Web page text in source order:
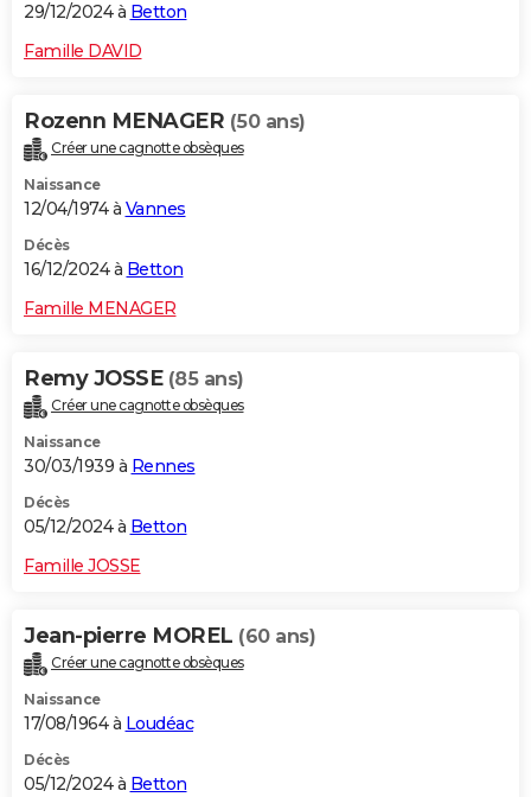
29/12/2024 à Betton
Famille DAVID
Rozenn MENAGER (50 ans)
Créer une cagnotte obsèques
Naissance
12/04/1974 à Vannes
Décès
16/12/2024 à Betton
Famille MENAGER
Remy JOSSE (85 ans)
Créer une cagnotte obsèques
Naissance
30/03/1939 à Rennes
Décès
05/12/2024 à Betton
Famille JOSSE
Jean-pierre MOREL (60 ans)
Créer une cagnotte obsèques
Naissance
17/08/1964 à Loudéac
Décès
05/12/2024 à Betton